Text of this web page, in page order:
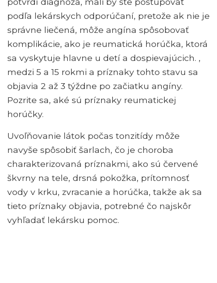
podľa lekárskych odporúčaní, pretože ak nie je
správne liečená, môže angína spôsobovať
komplikácie, ako je reumatická horúčka, ktorá
sa vyskytuje hlavne u detí a dospievajúcich. ,
medzi 5 a 15 rokmi a príznaky tohto stavu sa
objavia 2 až 3 týždne po začiatku angíny.
Pozrite sa, aké sú príznaky reumatickej
horúčky.
Uvoľňovanie látok počas tonzitídy môže
navyše spôsobiť šarlach, čo je choroba
charakterizovaná príznakmi, ako sú červené
škvrny na tele, drsná pokožka, prítomnosť
vody v krku, zvracanie a horúčka, takže ak sa
tieto príznaky objavia, potrebné čo najskôr
vyhľadať lekársku pomoc.